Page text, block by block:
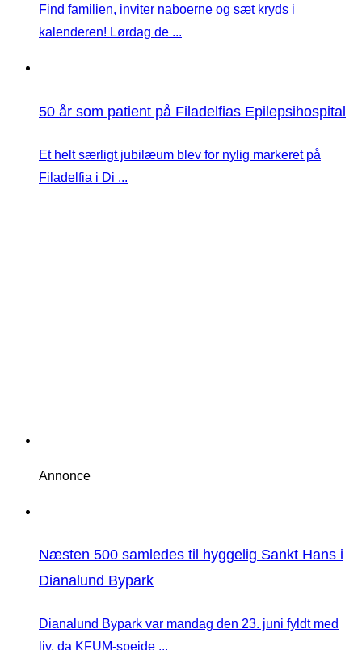
Find familien, inviter naboerne og sæt kryds i
kalenderen! Lørdag de ...
50 år som patient på Filadelfias Epilepsihospital
Et helt særligt jubilæum blev for nylig markeret på
Filadelfia i Di ...
Annonce
Næsten 500 samledes til hyggelig Sankt Hans i
Dianalund Bypark
Dianalund Bypark var mandag den 23. juni fyldt med
liv, da KFUM-spejde ...